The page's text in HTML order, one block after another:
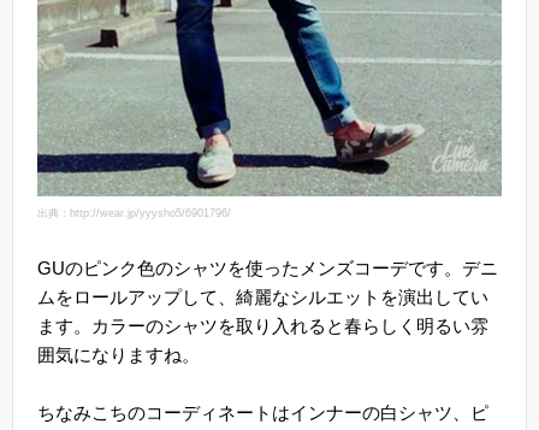
出典：http://wear.jp/yyysho5/6901796/
GUのピンク色のシャツを使ったメンズコーデです。デニ
ムをロールアップして、綺麗なシルエットを演出してい
ます。カラーのシャツを取り入れると春らしく明るい雰
囲気になりますね。
ちなみこちのコーディネートはインナーの白シャツ、ピ